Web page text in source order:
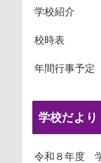
学校紹介
校時表
年間行事予定
学校だより
令和８年度